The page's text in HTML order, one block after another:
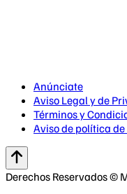
Anúnciate
Aviso Legal y de
Términos y
Aviso de política
Derechos Reservados ©